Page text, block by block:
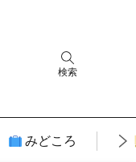
検索
みどころ